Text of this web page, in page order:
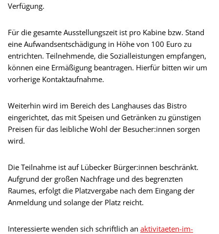
Verfügung.
Für die gesamte Ausstellungszeit ist pro Kabine bzw. Stand
eine Aufwandsentschädigung in Höhe von 100 Euro zu
entrichten. Teilnehmende, die Sozialleistungen empfangen,
können eine Ermäßigung beantragen. Hierfür bitten wir um
vorherige Kontaktaufnahme.
Weiterhin wird im Bereich des Langhauses das Bistro
eingerichtet, das mit Speisen und Getränken zu günstigen
Preisen für das leibliche Wohl der Besucher:innen sorgen
wird.
Die Teilnahme ist auf Lübecker Bürger:innen beschränkt.
Aufgrund der großen Nachfrage und des begrenzten
Raumes, erfolgt die Platzvergabe nach dem Eingang der
Anmeldung und solange der Platz reicht.
Interessierte wenden sich schriftlich an aktivitaeten-im-